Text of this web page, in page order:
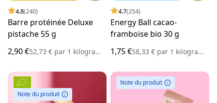
4.8(240)
Barre protéinée Deluxe
pistache 55 g
2,90 €52,73 € par 1 kilogramme
4.7(254)
Energy Ball cacao-
framboise bio 30 g
1,75 €58,33 € par 1 kilogramme
Note du produit
Note du produit